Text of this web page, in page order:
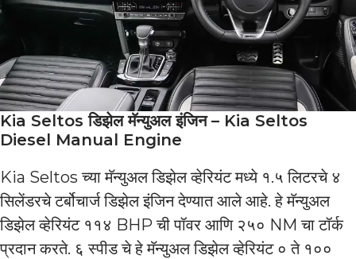
Kia Seltos डिझेल मॅन्युअल इंजिन – Kia Seltos
Diesel Manual Engine
Kia Seltos च्या मॅन्युअल डिझेल व्हेरियंट मध्ये १.५ लिटरचे ४
सिलेंडरचे टर्बोचार्ज डिझेल इंजिन देण्यात आले आहे. हे मॅन्युअल
डिझेल व्हेरियंट ११४ BHP ची पॉवर आणि २५० NM चा टॉर्क
प्रदान करते. ६ स्पीड चे हे मॅन्युअल डिझेल व्हेरियंट ० ते १००